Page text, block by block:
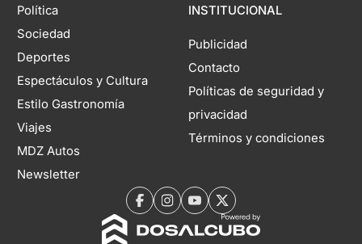
Política
Sociedad
Deportes
Espectáculos y Cultura
Estilo Gastronomía
Viajes
MDZ Autos
Newsletter
INSTITUCIONAL
Publicidad
Contacto
Políticas de seguridad y
privacidad
Términos y condiciones